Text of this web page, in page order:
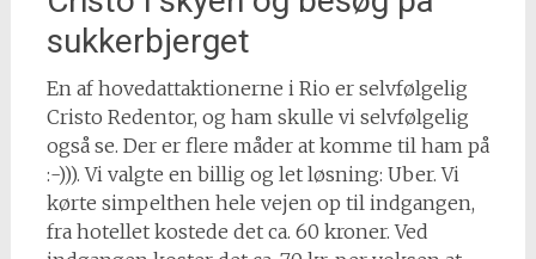
sukkerbjerget
En af hovedattaktionerne i Rio er selvfølgelig
Cristo Redentor, og ham skulle vi selvfølgelig
også se. Der er flere måder at komme til ham på
:-))). Vi valgte en billig og let løsning: Uber. Vi
kørte simpelthen hele vejen op til indgangen,
fra hotellet kostede det ca. 60 kroner. Ved